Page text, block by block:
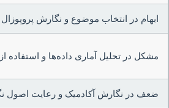
ابهام در انتخاب موضوع و نگارش پروپوزال
مشکل در تحلیل آماری داده‌ها و استفاده از
ضعف در نگارش آکادمیک و رعایت اصول